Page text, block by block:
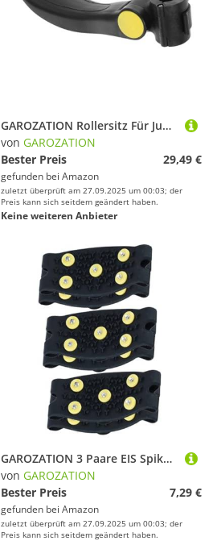
GAROZATION Rollersitz Für Junge Mädchen Abnehmbar Aus Memory-Schaum Mit Sitzbezügen Für Elektroroller Klappbar Leicht Zu Installieren
von GAROZATION
Bester Preis
29,49 €
gefunden bei Amazon
zuletzt überprüft am 27.09.2025 um 00:03; der
Preis kann sich seitdem geändert haben.
Keine weiteren Anbieter
GAROZATION 3 Paare EIS Spikes für Schuhe Winter Eisspikes mit Zähnen Gelb TPE Rutsch Überschuhe für Wandern Joggen Klettern Outdoor Unisex
von GAROZATION
Bester Preis
7,29 €
gefunden bei Amazon
zuletzt überprüft am 27.09.2025 um 00:03; der
Preis kann sich seitdem geändert haben.